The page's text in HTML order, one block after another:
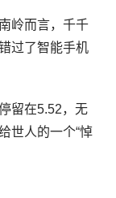
岭而言，千千
过了智能手机
留在5.52，无
世人的一个“悼